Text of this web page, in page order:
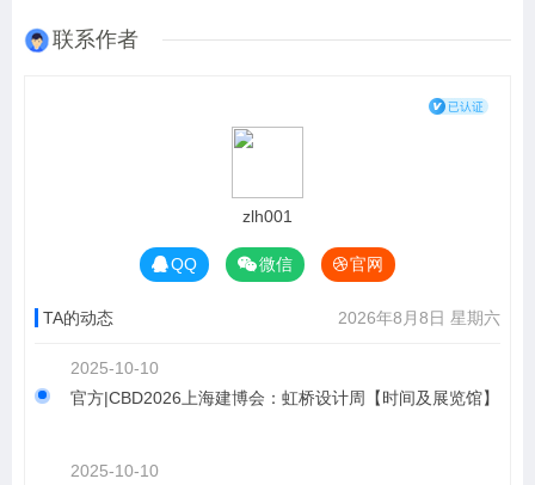
联系作者
zlh001
QQ 微信 官网
TA的动态 2026年8月8日 星期六
2025-10-10
官方|CBD2026上海建博会：虹桥设计周【时间及展览馆】
2025-10-10